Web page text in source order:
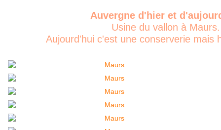
Auvergne d'hier et
Usine du vallon à Maurs.
Aujourd'hui c'est une conserverie mais